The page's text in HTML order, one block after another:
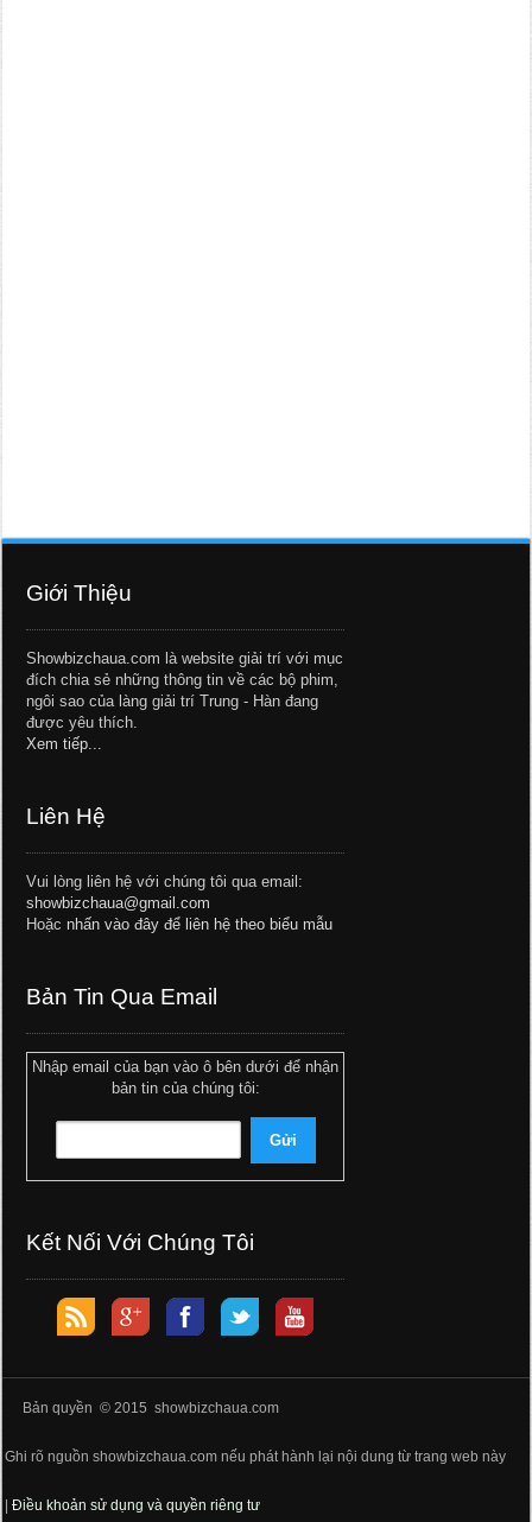
Giới Thiệu
Showbizchaua.com là website giải trí với mục
đích chia sẻ những thông tin về các bộ phim,
ngôi sao của làng giải trí Trung - Hàn đang
được yêu thích.
Xem tiếp...
Liên Hệ
Vui lòng liên hệ với chúng tôi qua email:
showbizchaua@gmail.com
Hoặc nhấn vào đây để liên hệ theo biểu mẫu
Bản Tin Qua Email
Nhập email của bạn vào ô bên dưới để nhận
bản tin của chúng tôi:
Kết Nối Với Chúng Tôi
Bản quyền © 2015 showbizchaua.com
Ghi rõ nguồn showbizchaua.com nếu phát hành lại nội dung từ trang web này
|Điều khoản sử dụng và quyền riêng tư